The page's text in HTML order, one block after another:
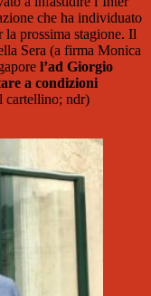
che ha individuato
prossima stagione. Il
Sera (a firma Monica
l’ad Giorgio
a condizioni
cartellino; ndr)